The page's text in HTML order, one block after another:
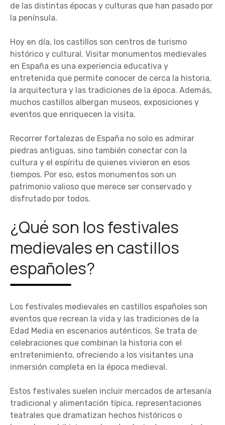
de las distintas épocas y culturas que han pasado por
la península.
Hoy en día, los castillos son centros de turismo
histórico y cultural. Visitar monumentos medievales
en España es una experiencia educativa y
entretenida que permite conocer de cerca la historia,
la arquitectura y las tradiciones de la época. Además,
muchos castillos albergan museos, exposiciones y
eventos que enriquecen la visita.
Recorrer fortalezas de España no solo es admirar
piedras antiguas, sino también conectar con la
cultura y el espíritu de quienes vivieron en esos
tiempos. Por eso, estos monumentos son un
patrimonio valioso que merece ser conservado y
disfrutado por todos.
¿Qué son los festivales
medievales en castillos
españoles?
Los festivales medievales en castillos españoles son
eventos que recrean la vida y las tradiciones de la
Edad Media en escenarios auténticos. Se trata de
celebraciones que combinan la historia con el
entretenimiento, ofreciendo a los visitantes una
inmersión completa en la época medieval.
Estos festivales suelen incluir mercados de artesanía
tradicional y alimentación típica, representaciones
teatrales que dramatizan hechos históricos o